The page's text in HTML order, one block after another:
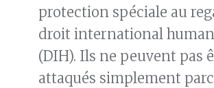
protection spéciale au
droit international
(DIH). Ils ne peuvent pas
attaqués simplement